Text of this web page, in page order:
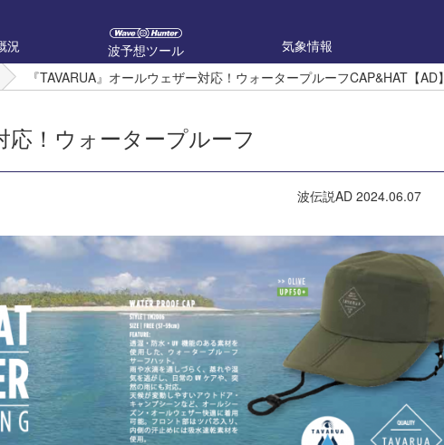
況
波予想ツール 気象情報
『TAVARUA』オールウェザー対応！ウォータープルーフCAP&HAT【AD】
応！ウォータープルーフ
波伝説AD 2024.06.07